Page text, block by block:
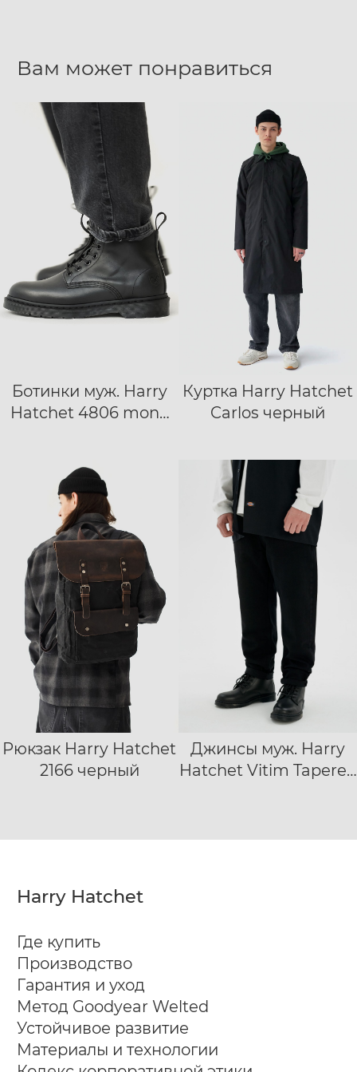
Вам может понравиться
Ботинки муж. Harry
Hatchet 4806 mono
40 41
42
43
44 45 46 47
Куртка Harry Hatchet
Carlos черный
XS S M
L
XL
XXL XXXL
Рюкзак Harry Hatchet
2166 черный
Джинсы муж. Harry
Hatchet Vitim Tapered
28/30
29/30
30/30
31/30
Harry Hatchet
Где купить
Производство
Гарантия и уход
Метод Goodyear Welted
Устойчивое развитие
Материалы и технологии